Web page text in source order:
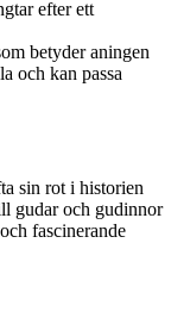
efter ett
betyder aningen
och kan passa
sin rot i historien
gudar och gudinnor
fascinerande